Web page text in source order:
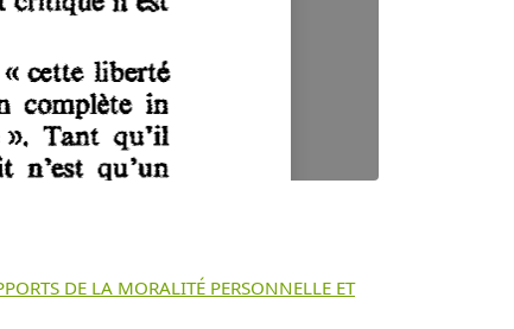
DE LA MORALITÉ PERSONNELLE ET